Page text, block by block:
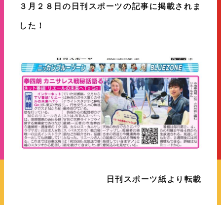
３月２８日の日刊スポーツの記事に掲載されま
した！
日刊スポーツ紙より転載